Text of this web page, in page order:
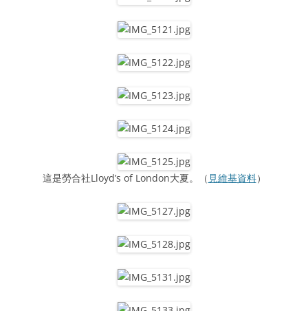
這是勞合社Lloyd’s of London大夏。（ 見維基資料）